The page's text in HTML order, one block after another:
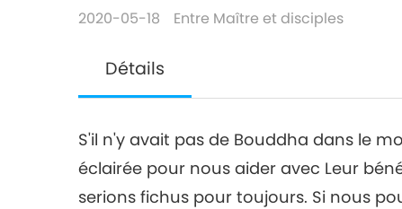
2020-05-18 Entre Maître et disciples
Détails
S'il n'y avait pas de Bouddha dans le
éclairée pour nous aider avec Leur
serions fichus pour toujours. Si nous